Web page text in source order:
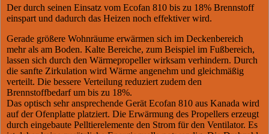
Der durch seinen Einsatz vom Ecofan 810 bis zu 18% Brennstoff
einspart und dadurch das Heizen noch effektiver wird.
Gerade größere Wohnräume erwärmen sich im Deckenbereich
mehr als am Boden. Kalte Bereiche, zum Beispiel im Fußbereich,
lassen sich durch den Wärmepropeller wirksam verhindern. Durch
die sanfte Zirkulation wird Wärme angenehm und gleichmäßig
verteilt. Die bessere Verteilung reduziert zudem den
Brennstoffbedarf um bis zu 18%.
Das optisch sehr ansprechende Gerät Ecofan 810 aus Kanada wird
auf der Ofenplatte platziert. Die Erwärmung des Propellers erzeugt
durch eingebaute Pelltierelemente den Strom für den Ventilator. Es